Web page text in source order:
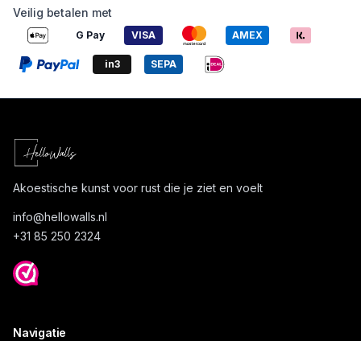
Veilig betalen met
G Pay VISA AMEX
in3 SEPA
Akoestische kunst voor rust die je ziet en voelt
info@hellowalls.nl
+31 85 250 2324
Navigatie